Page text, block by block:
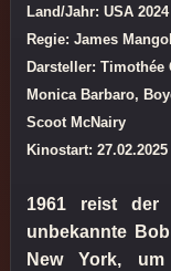
Land/Jahr: USA 2024
Regie: James
Darsteller:
Monica Barbaro,
Scoot McNairy
Kinostart: 27.02.2025
1961 reist der
unbekannte
New York,